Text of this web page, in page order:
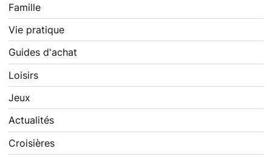
Famille
Vie pratique
Guides d'achat
Loisirs
Jeux
Actualités
Croisières